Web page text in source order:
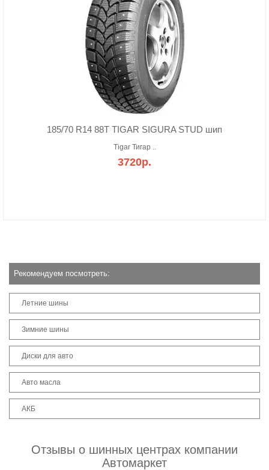
185/70 R14 88T TIGAR SIGURA STUD шип
Tigar Тигар ..
3720р.
Рекомендуем посмотреть:
Летние шины
Зимние шины
Диски для авто
Авто масла
АКБ
Отзывы о шинных центрах компании
Автомаркет